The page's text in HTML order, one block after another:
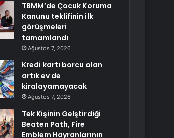
TBMM’de Çocuk Koruma
Kanunu teklifinin ilk
görüşmeleri
tamamlandı
Ağustos 7, 2026
Kredi kartı borcu olan
artık ev de
kiralayamayacak
Ağustos 7, 2026
Tek Kişinin Gelştirdiği
Beaten Path, Fire
Emblem Hayranlarının